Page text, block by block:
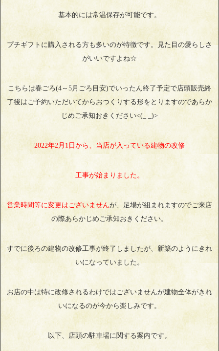
基本的には常温保存が可能です。
プチギフトに購入される方も多いのが特徴です。見た目の愛らしさ
がいいですよね☆
こちらは春ごろ(4～5月ごろ目安)でいったん終了予定で店頭販売終
了後はご予約いただいてからおつくりする形をとりますのであらか
じめご承知おきください<(_ _)>
2022年2月1日から、当店が入っている建物の改修
工事が始まりました。
営業時間等に変更はございませんが、足場が組まれますのでご来店
の際あらかじめご承知おきください。
すでに後ろの建物の改修工事が終了しましたが、新築のようにきれ
いになっていました。
お店の中は特に改修されるわけではございませんが建物全体がきれ
いになるのが今から楽しみです。
以下、店頭の駐車場に関する案内です。